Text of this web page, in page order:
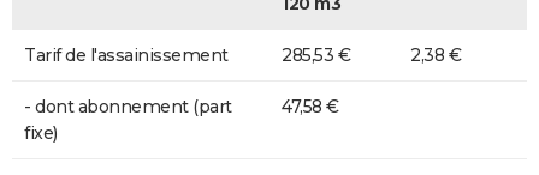
Tarif de l'assainissement 285,53 € 2,38 €
- dont abonnement (part
fixe)
47,58 €